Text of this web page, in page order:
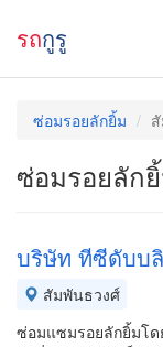
รถกูรู
ซ่อมรอยลักยิ้ม
ซ่อมรอยลัก
บริษัท ทีซีดับบ
สัมพันธวงศ์
ซ่อมแซมรอยลักยิ้มโด